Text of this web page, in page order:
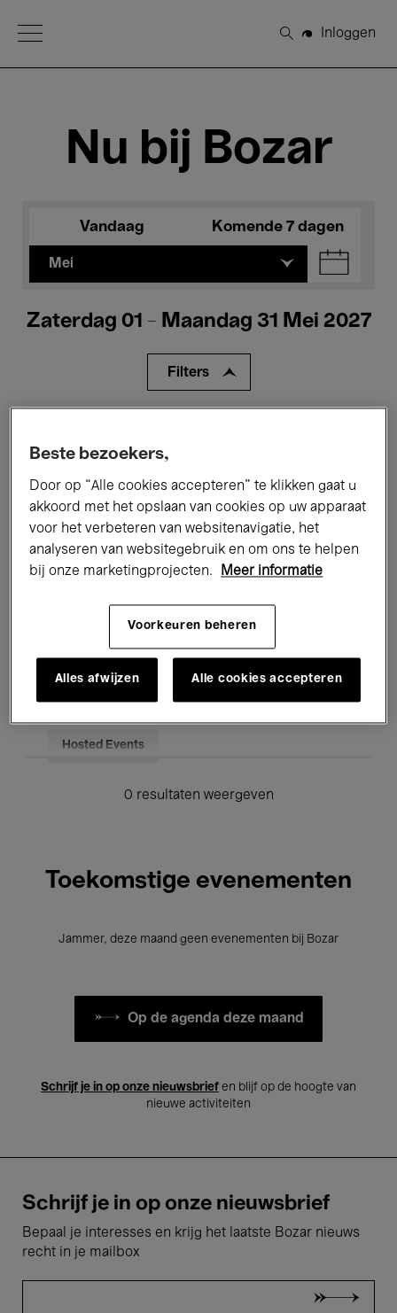
Open Menu
Zoeken
Inloggen
Nu bij Bozar
Vandaag Komende 7 dagen
Mei
Zaterdag 01 - Maandag 31 Mei 2027
Filters
Performances Lezingen & Debatten
Jazz Klassieke Muziek Global Music
Onderwijs Rondleidingen
Hosted Events
0 resultaten weergeven
Toekomstige evenementen
Jammer, deze maand geen evenementen bij Bozar
Op de agenda deze maand
Schrijf je in op onze nieuwsbrief en blijf op de hoogte van
nieuwe activiteiten
Schrijf je in op onze nieuwsbrief
Bepaal je interesses en krijg het laatste Bozar nieuws
recht in je mailbox
Beste bezoekers,
Door op “Alle cookies accepteren” te klikken gaat u
akkoord met het opslaan van cookies op uw apparaat
voor het verbeteren van websitenavigatie, het
analyseren van websitegebruik en om ons te helpen
bij onze marketingprojecten.
Meer informatie
Voorkeuren beheren
Alles afwijzen Alle cookies accepteren